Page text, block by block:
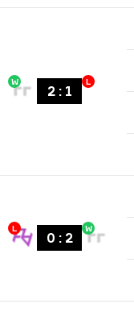
W
2: 1
L
L
0 : 2
W